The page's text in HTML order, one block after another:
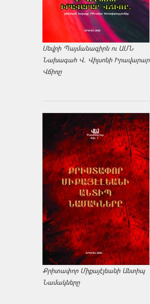
Սեվրի Պայմանագիրն ու ԱՄՆ
Նախագահ Վ. Վիլսոնի Իրավարար
Վճիռը
Քրիտափոր Միքայէլեանի Անտիպ
Նամակները